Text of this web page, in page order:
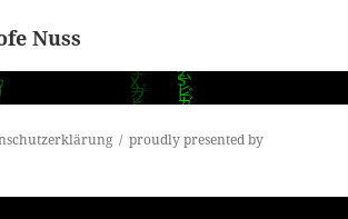
Nuss
proudly presented by